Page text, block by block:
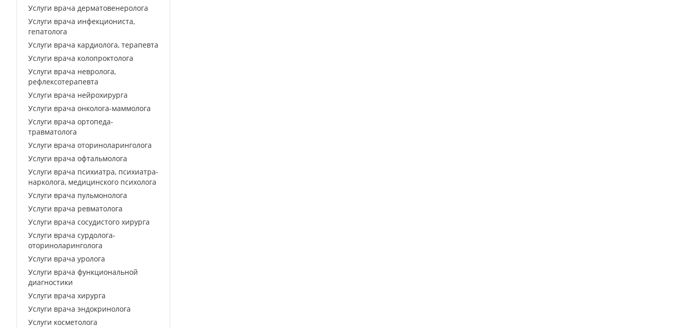
Услуги врача дерматовенеролога
Услуги врача инфекциониста,
гепатолога
Услуги врача кардиолога, терапевта
Услуги врача колопроктолога
Услуги врача невролога,
рефлексотерапевта
Услуги врача нейрохирурга
Услуги врача онколога-маммолога
Услуги врача ортопеда-
травматолога
Услуги врача оториноларинголога
Услуги врача офтальмолога
Услуги врача психиатра, психиатра-
нарколога, медицинского психолога
Услуги врача пульмонолога
Услуги врача ревматолога
Услуги врача сосудистого хирурга
Услуги врача сурдолога-
оториноларинголога
Услуги врача уролога
Услуги врача функциональной
диагностики
Услуги врача хирурга
Услуги врача эндокринолога
Услуги косметолога